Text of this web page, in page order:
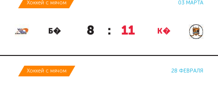
Хоккей с мячом 03 МАРТА
Б� 8 : 11 К�
Хоккей с мячом 28 ФЕВРАЛЯ